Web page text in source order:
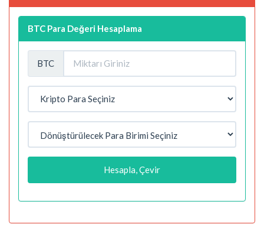
BTC Para Değeri Hesaplama
BTC
Hesapla, Çevir